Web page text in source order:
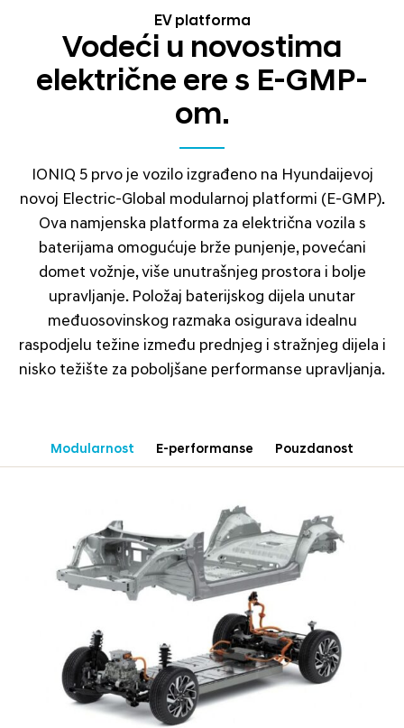
EV platforma
Vodeći u novostima
električne ere s E-GMP-
om.
IONIQ 5 prvo je vozilo izgrađeno na Hyundaijevoj
novoj Electric-Global modularnoj platformi (E-GMP).
Ova namjenska platforma za električna vozila s
baterijama omogućuje brže punjenje, povećani
domet vožnje, više unutrašnjeg prostora i bolje
upravljanje. Položaj baterijskog dijela unutar
međuosovinskog razmaka osigurava idealnu
raspodjelu težine između prednjeg i stražnjeg dijela i
nisko težište za poboljšane performanse upravljanja.
Modularnost E-performanse Pouzdanost